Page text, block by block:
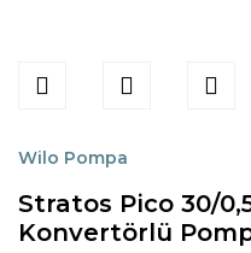
Wilo Pompa
Stratos Pico 30/
Konvertörlü